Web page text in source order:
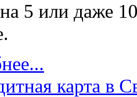
5 или даже
карта в